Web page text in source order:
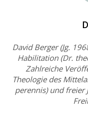
David Berger (Jg.
Habilitation (Dr.
Zahlreiche
Theologie des
perennis) und freier